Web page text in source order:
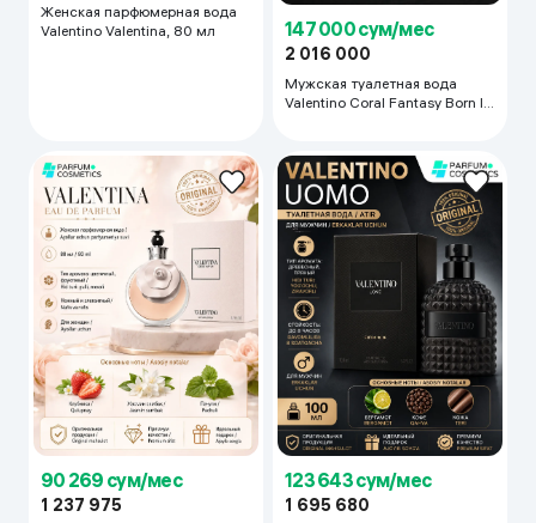
Женская парфюмерная вода
Valentino Valentina, 80 мл
147 000 сум/мес
2 016 000
Мужская туалетная вода
Valentino Coral Fantasy Born In
90 269 сум/мес
1 237 975
123 643 сум/мес
1 695 680